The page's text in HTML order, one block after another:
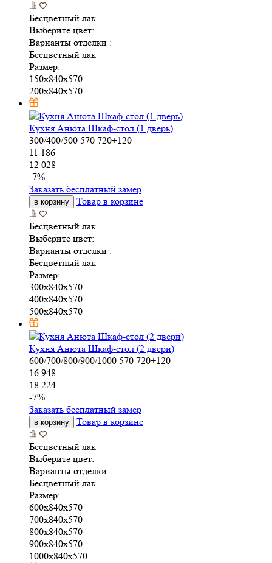
Бесцветный лак
Выберите цвет:
Варианты отделки :
Бесцветный лак
Размер:
150x840x570
200x840x570
Кухня Анюта Шкаф-стол (1 дверь)
300/400/500 570 720+120
11 186
12 028
-7%
Заказать бесплатный замер
в корзину Товар в корзине
Бесцветный лак
Выберите цвет:
Варианты отделки :
Бесцветный лак
Размер:
300x840x570
400x840x570
500x840x570
Кухня Анюта Шкаф-стол (2 двери)
600/700/800/900/1000 570 720+120
16 948
18 224
-7%
Заказать бесплатный замер
в корзину Товар в корзине
Бесцветный лак
Выберите цвет:
Варианты отделки :
Бесцветный лак
Размер:
600x840x570
700x840x570
800x840x570
900x840x570
1000x840x570